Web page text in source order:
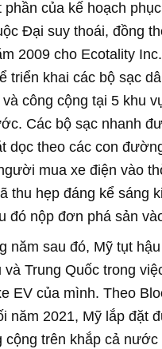
phần của kế hoạch
Đại suy thoái, đồng
2009 cho Ecotality
triển khai các bộ sạc
công cộng tại 5 khu
Các bộ sạc nhanh
dọc theo các con
mua xe điện vào
thu hẹp đáng kể sáng
đó nộp đơn phá sản
năm sau đó, Mỹ tụt
và Trung Quốc trong
EV của mình. Theo
năm 2021, Mỹ lắp đặt
cộng trên khắp cả